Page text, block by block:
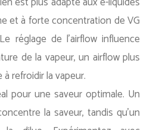
et à forte concentration de VG
réglage de l’airflow influence
de la vapeur, un airflow plus
refroidir la vapeur.
pour une saveur optimale. Un
la saveur, tandis qu’un